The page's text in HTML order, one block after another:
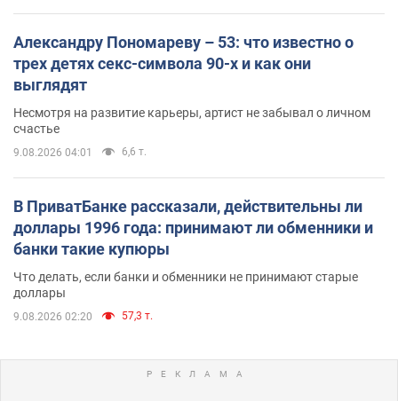
Александру Пономареву – 53: что известно о
трех детях секс-символа 90-х и как они
выглядят
Несмотря на развитие карьеры, артист не забывал о личном
счастье
9.08.2026 04:01 6,6 т.
В ПриватБанке рассказали, действительны ли
доллары 1996 года: принимают ли обменники и
банки такие купюры
Что делать, если банки и обменники не принимают старые
доллары
9.08.2026 02:20 57,3 т.